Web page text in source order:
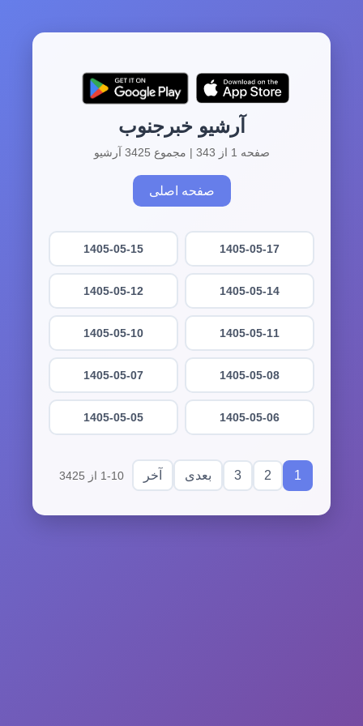
آرشیو خبرجنوب
صفحه 1 از 343 | مجموع 3425 آرشیو
صفحه اصلی
1405-05-17
1405-05-15
1405-05-14
1405-05-12
1405-05-11
1405-05-10
1405-05-08
1405-05-07
1405-05-06
1405-05-05
1
2
3 بعدی آخر 1-10 از 3425